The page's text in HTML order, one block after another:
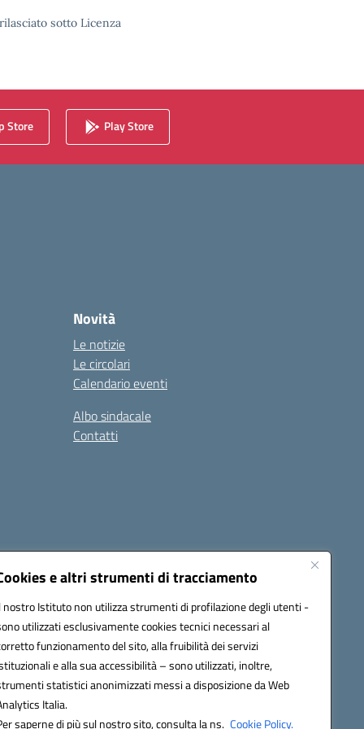
e altri strumenti di tracciamento
nostro Istituto non utilizza strumenti di profilazione degli utenti -
utilizzati esclusivamente cookies tecnici necessari al
funzionamento del sito, alla fruibilità dei servizi
e alla sua accessibilità – sono utilizzati, inoltre,
statistici anonimizzati messi a disposizione da Web
Italia.
saperne di più sul nostro sito, consulta la ns. Cookie Policy.
sotto Licenza
Store Play Store
Novità
Le notizie
Le circolari
Calendario eventi
Albo sindacale
Contatti